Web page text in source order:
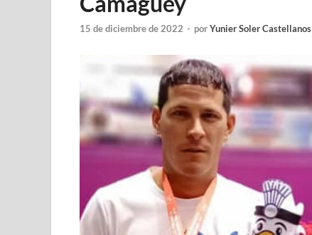
15 de diciembre de 2022 - porYunier Soler Castellanos